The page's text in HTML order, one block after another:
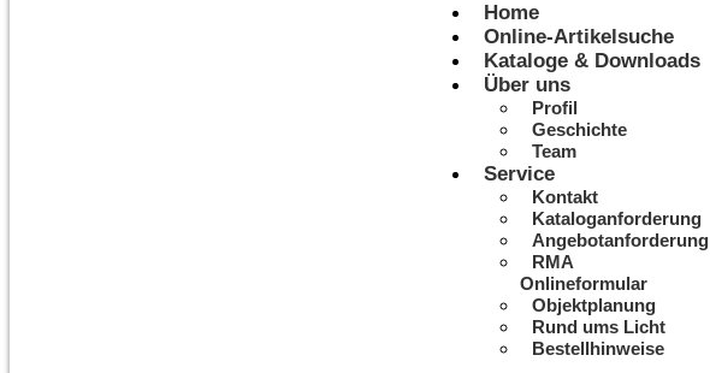
Home
Online-Artikelsuche
Kataloge & Downloads
Über uns
Profil
Geschichte
Team
Service
Kontakt
Kataloganforderung
Angebotanforderung
RMA
Onlineformular
Objektplanung
Rund ums Licht
Bestellhinweise